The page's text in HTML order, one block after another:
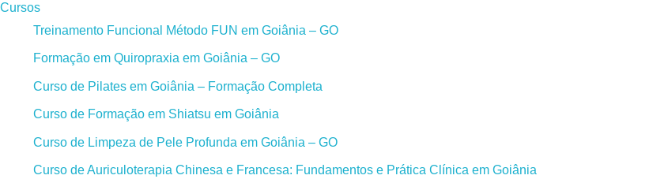
Cursos
Treinamento Funcional Método FUN em Goiânia – GO
Formação em Quiropraxia em Goiânia – GO
Curso de Pilates em Goiânia – Formação Completa
Curso de Formação em Shiatsu em Goiânia
Curso de Limpeza de Pele Profunda em Goiânia – GO
Curso de Auriculoterapia Chinesa e Francesa: Fundamentos e Prática Clínica em Goiânia